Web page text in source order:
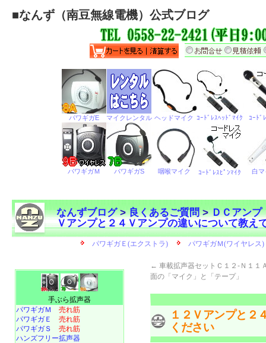
■なんず（南豆無線電機）公式ブログ
なんずブログ>良くあるご質問>ＤＣアンプ
Ｖアンプと２４Ｖアンプの違いについて教え
← 車載拡声器セットＣ１２-Ｎ１１
面の「マイク」と「テープ」
１２Ｖアンプと２
ください
手ぶら拡声器
パワギガＭ 売れ筋
パワギガＥ 売れ筋
パワギガＳ 売れ筋
ハンズフリー拡声器